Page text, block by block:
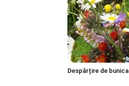
Despărțire de bunica